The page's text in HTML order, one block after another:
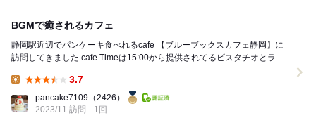
BGMで癒されるカフェ
静岡駅近辺でパンケーキ食べれるcafe 【ブルーブックスカフェ静岡】に
訪問してきました cafe Timeは15:00から提供されてるピスタチオとラズ
3.7
pancake7109 （2426）
2023/11 訪問
1回